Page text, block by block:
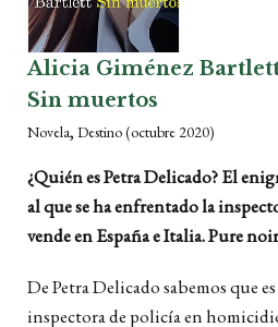
Alicia Giménez
Sin muertos
Novela, Destino(octubre 2020)
¿Quién es Petra Delicado? El
al que se ha enfrentado la
vende en España e Italia. Pure
De Petra Delicado sabemos que
inspectora de policía en